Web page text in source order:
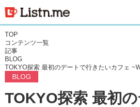
TOP
コンテンツ一覧
記事
BLOG
TOKYO探索 最初のデートで行きたいカフェ
BLOG
TOKYO探索 最初